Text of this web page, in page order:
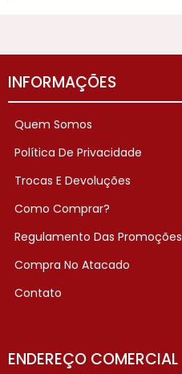
INFORMAÇÕES
Quem Somos
Política De Privacidade
Trocas E Devoluções
Como Comprar?
Regulamento Das Promoções
Compra No Atacado
Contato
ENDEREÇO COMERCIAL